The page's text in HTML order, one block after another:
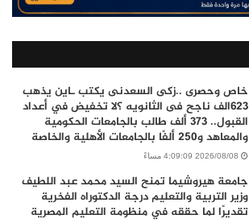
خاص وحصرى ..زكى السعدنى يكتب ـاين يذهب
٦٢٣الف ناجح فى الثانويه ؟لا تخفيض في أعداد
القبول.. 373 ألف طالب بالجامعات الحكومية
والمعاهد و250 ألفًا بالجامعات الأهلية والخاصة
2026/08/08 4:09:09 مساءً
جامعة هيروشيما تمنح السيد محمد عبد اللطيف
وزير التربية والتعليم درجة الدكتوراه الفخرية
تقديرًا لما حققه في منظومة التعليم المصرية